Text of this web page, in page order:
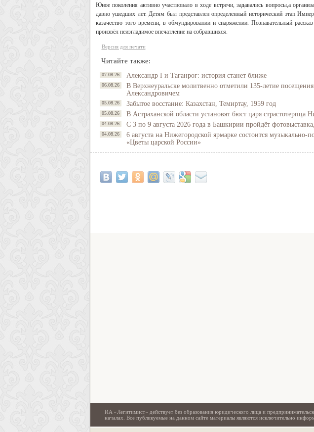
Юное поколения активно участвовало в ходе встречи, задавались вопросы,а
давно ушедших лет. Детям был представлен определенный исторический этап
казачество того времени, в обмундировании и снаряжении. Познавательный
произвёл неизгладимое впечатление на собравшихся.
Версия для печати
Читайте также:
07.08.26 Александр I и Таганрог: история станет ближе
06.08.26
В Верхнеуральске молитвенно отметили 135-летие
Александровичем
05.08.26 Забытое восстание: Казахстан, Темиртау, 1959 год
05.08.26 В Астраханской области установят бюст царя страстотерпца
04.08.26 С 3 по 9 августа 2026 года в Башкирии пройдёт
04.08.26
6 августа на Нижегородской ярмарке состоится музыкально-
«Цветы царской России»
ИА «Легитимист» действует без образования юридического лица и
началах. Все публикуемые на данном сайте материалы являются исключительно